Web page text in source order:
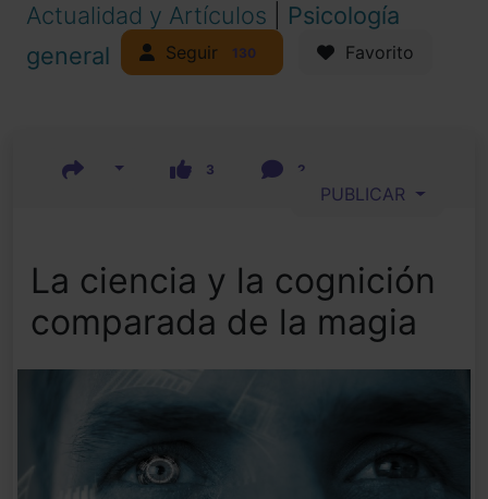
Actualidad y Artículos
Psicología
general
Seguir 130 Favorito
3 2
PUBLICAR
La ciencia y la cognición
comparada de la magia